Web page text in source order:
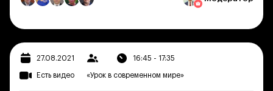
27.08.2021 16:45 - 17:35
Есть видео «Урок в современном мире»